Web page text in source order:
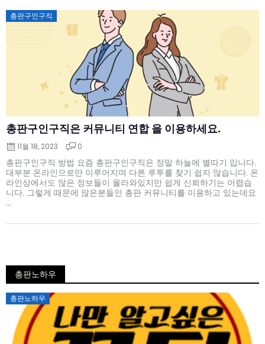
총판구인구직
총판구인구직은 커뮤니티 연합 을 이용하세요.
Posted
on
11월 18, 2023 0
총판구인구직 방법 요즘 총판구인구직은 정말 하늘에 별따기 입니다.
대부분 온라인으로만 이루어지며 다른 루투를 찾기 쉽지 않습니다. 온
라인상에서도 많은 정보들이 올라와있지만 쉽게 신뢰하기는 어렵습
니다. 그렇게 때문에 많은분들인 총판 커뮤니티를 이용하고 있는데요
...
총판노하우
총판노하우
Posted
on